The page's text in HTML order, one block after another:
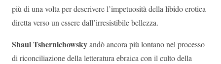
più di una volta per descrivere l’impetuosità della libido erotica
diretta verso un essere dall’irresistibile bellezza.
Shaul Tshernichowskyandò ancora più lontano nel processo
di riconciliazione della letteratura ebraica con il culto della